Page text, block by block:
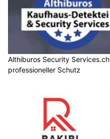
Althiburos Security
professioneller Schutz